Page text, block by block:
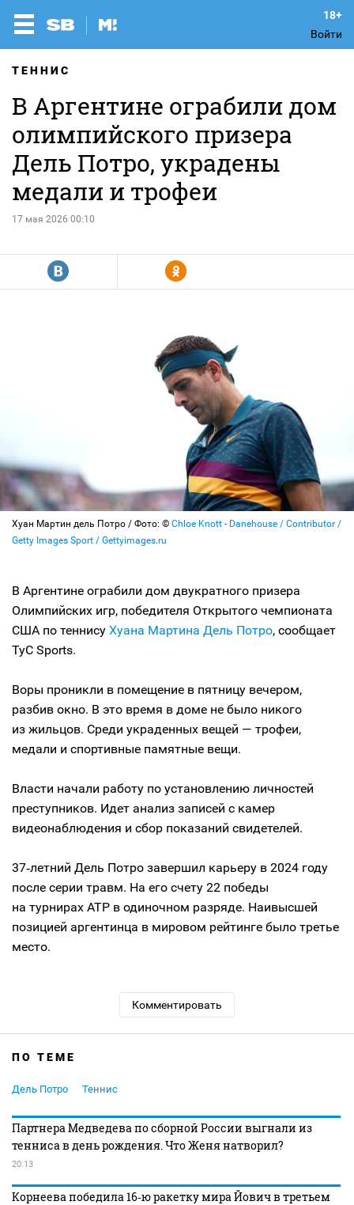
Войти
ТЕННИС
В Аргентине ограбили дом
олимпийского призера
Дель Потро, украдены
медали и трофеи
17 мая 2026 00:10
R Y
Хуан Мартин дель Потро / Фото: © Chloe Knott - Danehouse / Contributor /
Getty Images Sport / Gettyimages.ru
В Аргентине ограбили дом двукратного призера
Олимпийских игр, победителя Открытого чемпионата
США по теннису Хуана Мартина Дель Потро, сообщает
TyC Sports.
Воры проникли в помещение в пятницу вечером,
разбив окно. В это время в доме не было никого
из жильцов. Среди украденных вещей — трофеи,
медали и спортивные памятные вещи.
Власти начали работу по установлению личностей
преступников. Идет анализ записей с камер
видеонаблюдения и сбор показаний свидетелей.
37‑летний Дель Потро завершил карьеру в 2024 году
после серии травм. На его счету 22 победы
на турнирах АТР в одиночном разряде. Наивысшей
позицией аргентинца в мировом рейтинге было третье
место.
Комментировать
ПО ТЕМЕ
Дель Потро Теннис
Партнера Медведева по сборной России выгнали из
тенниса в день рождения. Что Женя натворил?
20:13
Корнеева победила 16‑ю ракетку мира Йович в третьем